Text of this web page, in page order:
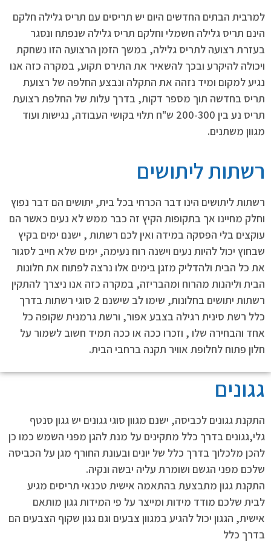
למרבית הבתים החדשים היום יש תריסים עם תריס גלילה חלקם
הינם תריס גלילה חשמלי וחלקם תריס גלילה שנפתח ונסגר
בעזרת רצועה לתריס גלילה, במשך הזמן הרצועה הזו נשחקת
ויכולה להיקרע ובכך להשאיר את התירס תקוע, במקרה כזה אנו
נגיע למקום ומיד נזהה את התקלה ונבצע החלפה של רצועת
תריס בחדשה תוך מספר דקות, בדרך עלות של החלפת רצועת
תריס נע בין 200-300 ש"ח תלוי בקושי העבודה, נגישות ועוד
מגוון משתנים.
רשתות ליתושים
רשתות ליתושים הינו דבר הכרחי בכל בית, יתושים הם דבר נפוץ
וחלק מחיינו אך בתקופות הקיץ זה כבר ממש לא נעים כאשר הם
עוקצים בלי הפסקה במידה ואין לכם רשתות , ישנם ימים בקיץ
שבחוץ יכול להיות נעים וישנה רוח נעימה, ימים שלא חייב לסגור
את כל הבית ולהדליק מזגן בימים אלו נרצה לפתוח את חלונות
הבית וליהנות מהרוח ומהבריזה, במקרה כזה אנו ניצרך להתקין
רשתות יתושים בחלונות, שימו לב שישנם 2 סוגי רשתות בדרך
כלל רשת סינית רגילה בצבע אפור, ורשת גרמנית שקופה כל
אחד והבחירה שלו , וזכרו ככה או ככה תמיד חשוב לשמור על
חלון פתוח לחלופת אוויר תקנה ברחבי הבית.
גגונים
התקנת גגונים לכביסה, ישנם מגוון סוגי גגונים יש גגון סנטף
גלי,גגונים בדרך כלל מתקינים על מנת להגן מפני השמש כמו כן
להכן מלכלוך בדרך כלל של יונים ובעונת החורף מגן על הכביסה
שלכם מפני הגשם ושומרת עליה יבשה ונקיה.
התקנת גגון מתבצעת בהתאמה אישית טכנאי תריסים מגיע
לבית שלכם מודד מידות ומייצר על פי המידות גגון מותאם
אישית, הגגון יכול להגיע במגוון צבעים וגם גגון שקוף הצבעים הם
בדרך כלל